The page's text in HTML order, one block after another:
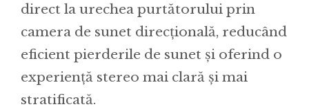
direct la urechea purtătorului prin
camera de sunet direcțională, reducând
eficient pierderile de sunet și oferind o
experienţă stereo mai clară și mai
stratificată.